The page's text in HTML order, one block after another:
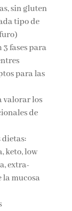
sin
a cada
o
fases
para
los
de
keto, low
extra-
mucosa